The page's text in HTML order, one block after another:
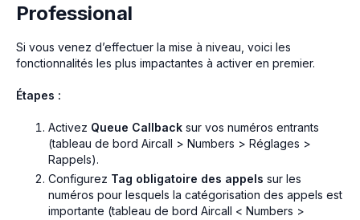
Professional
Si vous venez d’effectuer la mise à niveau, voici les
fonctionnalités les plus impactantes à activer en premier.
Étapes :
Activez Queue Callback sur vos numéros entrants
(tableau de bord Aircall > Numbers > Réglages >
Rappels).
Configurez Tag obligatoire des appels sur les
numéros pour lesquels la catégorisation des appels est
importante (tableau de bord Aircall < Numbers >